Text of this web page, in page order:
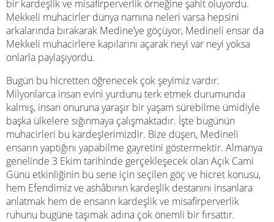
bir kardeşlik ve misafirperverlik örneğine şahit oluyordu.
Mekkeli muhacirler dünya namına neleri varsa hepsini
arkalarında bırakarak Medine’ye göçüyor, Medineli ensar da
Mekkeli muhacirlere kapılarını açarak neyi var neyi yoksa
onlarla paylaşıyordu.
Bugün bu hicretten öğrenecek çok şeyimiz vardır.
Milyonlarca insan evini yurdunu terk etmek durumunda
kalmış, insan onuruna yaraşır bir yaşam sürebilme ümidiyle
başka ülkelere sığınmaya çalışmaktadır. İşte bugünün
muhacirleri bu kardeşlerimizdir. Bize düşen, Medineli
ensarın yaptığını yapabilme gayretini göstermektir. Almanya
genelinde 3 Ekim tarihinde gerçekleşecek olan Açık Cami
Günü etkinliğinin bu sene için seçilen göç ve hicret konusu,
hem Efendimiz ve ashâbının kardeşlik destanını insanlara
anlatmak hem de ensarın kardeşlik ve misafirperverlik
ruhunu bugüne taşımak adına çok önemli bir fırsattır.